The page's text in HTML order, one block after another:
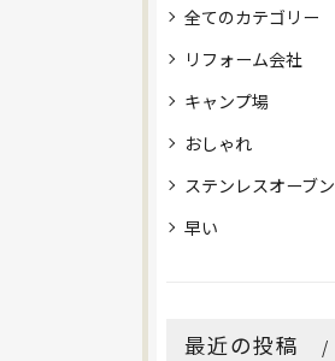
全てのカテゴリー
リフォーム会社
キャンプ場
おしゃれ
ステンレスオーブン
早い
最近の投稿